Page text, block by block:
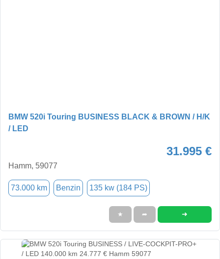
BMW 520i Touring BUSINESS BLACK & BROWN / H/K
/ LED
31.995 €
Hamm, 59077
73.000 km Benzin 135 kw (184 PS)
★ ➦ ➜